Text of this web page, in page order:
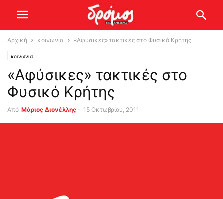
Αρχική κοινωνία «Αφύσικες» τακτικές στο Φυσικό Κρήτης
κοινωνία
«Αφύσικες» τακτικές στο
Φυσικό Κρήτης
Από Μάριος Διονέλλης - 15 Οκτωβρίου, 2011